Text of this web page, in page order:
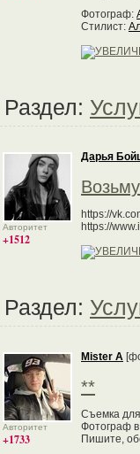
Фотограф:
Стилист:
Раздел:
Авторитет
+1512
Дарья
https://
https://
Раздел:
Авторитет
+1733
Mister А
**
Съемка
Фотограф
Пишите,